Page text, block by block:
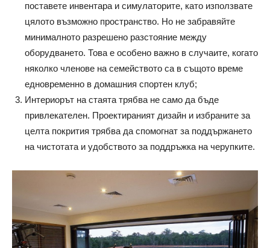
поставете инвентара и симулаторите, като използвате
цялото възможно пространство. Но не забравяйте
минималното разрешено разстояние между
оборудването. Това е особено важно в случаите, когато
няколко членове на семейството са в същото време
едновременно в домашния спортен клуб;
Интериорът на стаята трябва не само да бъде
привлекателен. Проектираният дизайн и избраните за
целта покрития трябва да спомогнат за поддържането
на чистотата и удобството за поддръжка на черупките.